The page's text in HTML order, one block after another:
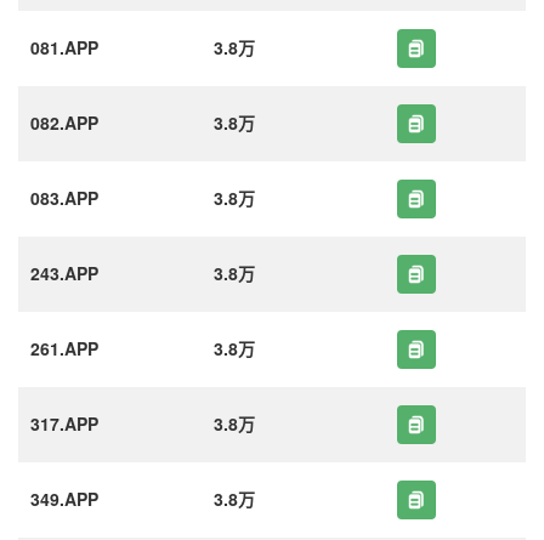
081.APP 3.8万
082.APP 3.8万
083.APP 3.8万
243.APP 3.8万
261.APP 3.8万
317.APP 3.8万
349.APP 3.8万